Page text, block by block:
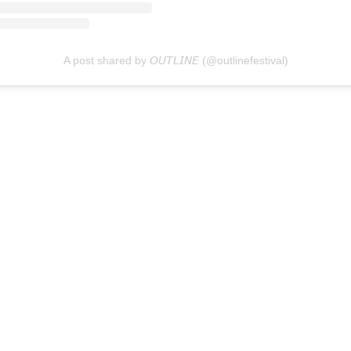
A post shared by 𝘖𝘜𝘛𝘓𝘐𝘕𝘌 (@outlinefestival)